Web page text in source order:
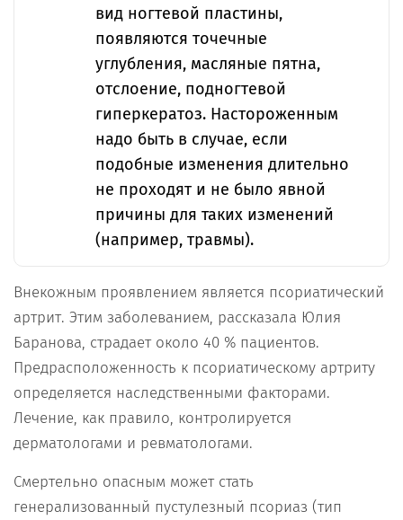
вид ногтевой пластины,
появляются точечные
углубления, масляные пятна,
отслоение, подногтевой
гиперкератоз. Настороженным
надо быть в случае, если
подобные изменения длительно
не проходят и не было явной
причины для таких изменений
(например, травмы).
Внекожным проявлением является псориатический
артрит. Этим заболеванием, рассказала Юлия
Баранова, страдает около 40 % пациентов.
Предрасположенность к псориатическому артриту
определяется наследственными факторами.
Лечение, как правило, контролируется
дерматологами и ревматологами.
Смертельно опасным может стать
генерализованный пустулезный псориаз (тип